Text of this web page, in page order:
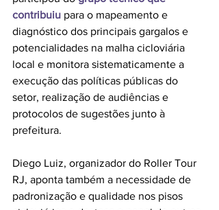
contribuiu para o mapeamento e
diagnóstico dos principais gargalos e
potencialidades na malha cicloviária
local e monitora sistematicamente a
execução das políticas públicas do
setor, realização de audiências e
protocolos de sugestões junto à
prefeitura.
Diego Luiz, organizador do Roller Tour
RJ, aponta também a necessidade de
padronização e qualidade nos pisos